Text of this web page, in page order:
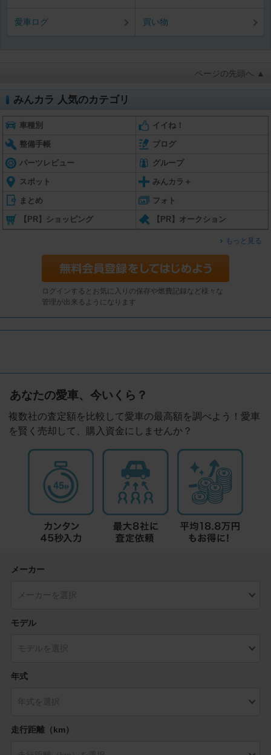
愛車ログ 買い物
ページの先頭へ ▲
みんカラ 人気のカテゴリ
車種別 イイね！
整備手帳 ブログ
パーツレビュー グループ
スポット みんカラ＋
まとめ フォト
【PR】ショッピング 【PR】オークション
もっと見る
ログインするとお気に入りの保存や燃費記録など様々な
管理が出来るようになります
あなたの愛車、今いくら？
複数社の査定額を比較して愛車の最高額を調べよう！愛車
を賢く売却して、購入資金にしませんか？
メーカー
モデル
年式
走行距離（km）